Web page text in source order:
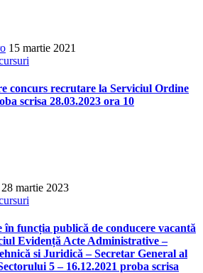
15 martie 2021
concurs recrutare la Serviciul Ordine
scrisa 28.03.2023 ora 10
28 martie 2023
funcția publică de conducere vacantă
Evidență Acte Administrative –
si Juridică – Secretar General al
5 – 16.12.2021 proba scrisa